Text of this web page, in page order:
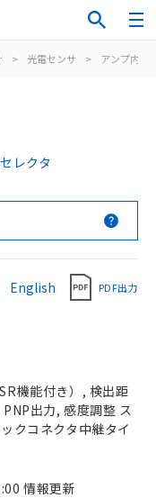
> 光電センサ > アンプ内蔵
レクタ
English PDF出力
機能付き）, 検出距
出力, 感度調整 ス
クコネクタ中継タイ
情報更新